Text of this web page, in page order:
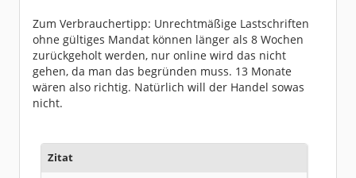
Zum Verbrauchertipp: Unrechtmäßige Lastschriften
ohne gültiges Mandat können länger als 8 Wochen
zurückgeholt werden, nur online wird das nicht
gehen, da man das begründen muss. 13 Monate
wären also richtig. Natürlich will der Handel sowas
nicht.
Zitat